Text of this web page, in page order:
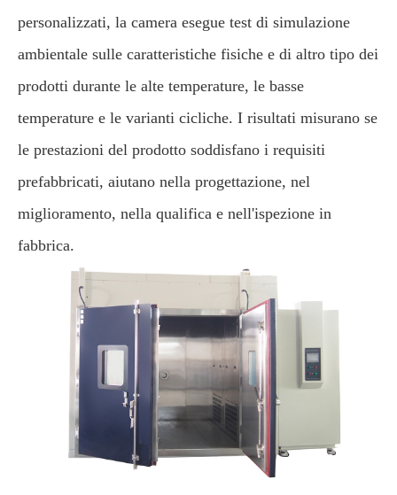
personalizzati, la camera esegue test di simulazione
ambientale sulle caratteristiche fisiche e di altro tipo dei
prodotti durante le alte temperature, le basse
temperature e le varianti cicliche. I risultati misurano se
le prestazioni del prodotto soddisfano i requisiti
prefabbricati, aiutano nella progettazione, nel
miglioramento, nella qualifica e nell'ispezione in
fabbrica.